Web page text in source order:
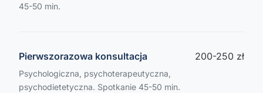
45-50 min.
Pierwszorazowa konsultacja
Psychologiczna, psychoterapeutyczna,
psychodietetyczna. Spotkanie 45-50 min.
200-250 zł